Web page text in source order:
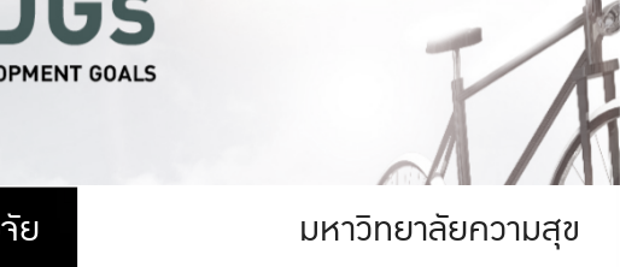
าลัย
ย มหาวิทยาลัย
มหาวิทยาลัยความสุข